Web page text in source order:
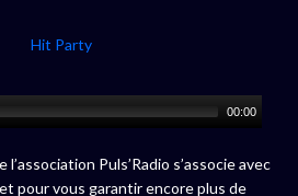
00:00
Puls’Radio s’associe avec
pour vous garantir encore plus de